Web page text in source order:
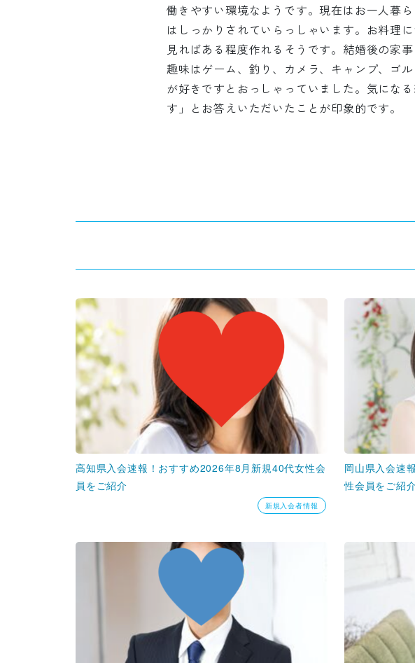
働きやすい環境なようです。現在はお一人暮
はしっかりされていらっしゃいます。お料理
見ればある程度作れるそうです。結婚後の家
趣味はゲーム、釣り、カメラ、キャンプ、ゴ
が好きですとおっしゃっていました。気にな
す」とお答えいただいたことが印象的です。
高知県入会速報！おすすめ2026年8月新規40代女性会
員をご紹介
新規入会者情報
岡山県入会速
性会員をご紹